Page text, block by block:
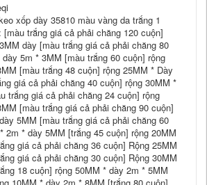
xốp dày 35810 màu vàng da trắng 1
trắng giá cả phải chăng 120 cuộn]
dày [màu trắng giá cả phải chăng 80
5m * 3MM [màu trắng 60 cuộn] rộng
[màu trắng 48 cuộn] rộng 25MM * Dày
giá cả phải chăng 40 cuộn] rộng 30MM *
trắng giá cả phải chăng 24 cuộn] rộng
[màu trắng giá cả phải chăng 90 cuộn]
5MM [màu trắng giá cả phải chăng 60
2m * dày 5MM [trắng 45 cuộn] rộng 20MM
giá cả phải chăng 36 cuộn] Rộng 25MM
giá cả phải chăng 30 cuộn] Rộng 30MM
18 cuộn] rộng 50MM * dày 2m * 5MM